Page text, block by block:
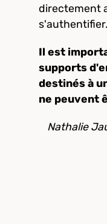
directement
s'authentifier.
Il est
supports
destinés à
ne peuvent
Nathalie